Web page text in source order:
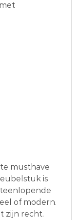
musthave
is
of modern.
zijn recht.